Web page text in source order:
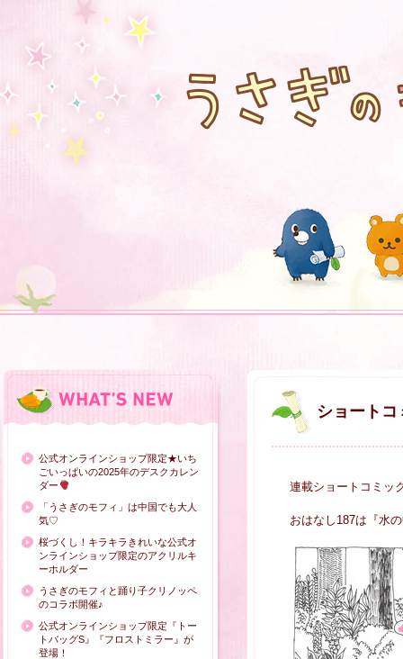
公式オンラインショップ限定★いち
ごいっぱいの2025年のデスクカレン
ダー
「うさぎのモフィ」は中国でも大人
気♡
桜づくし！キラキラきれいな公式オ
ンラインショップ限定のアクリルキ
ーホルダー
うさぎのモフィと踊り子クリノッペ
のコラボ開催♪
公式オンラインショップ限定『トー
トバッグS』『フロストミラー』が
登場！
ショート
連載ショートコミッ
おはなし187は『水